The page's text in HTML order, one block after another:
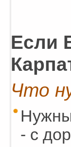
Если
Что
- с